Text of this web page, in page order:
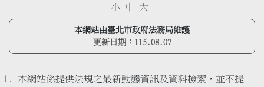
小 中 大
本網站由臺北市政府法務局維護
更新日期： 115.08.07
本網站係提供法規之最新動態資訊及資料檢索，並不提